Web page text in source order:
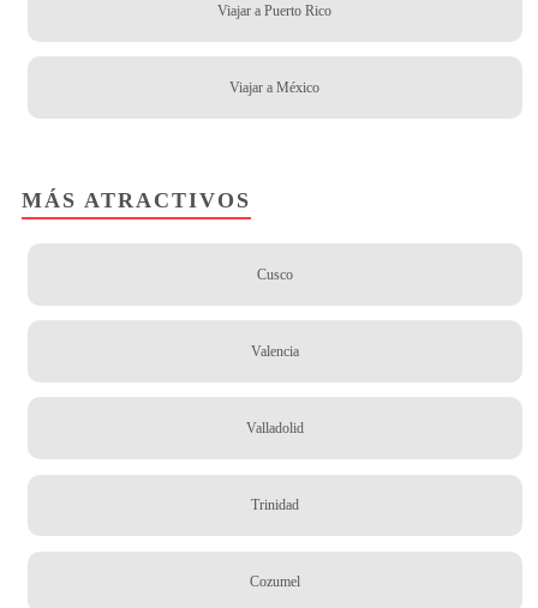
Viajar a Puerto Rico
Viajar a México
MÁS ATRACTIVOS
Cusco
Valencia
Valladolid
Trinidad
Cozumel